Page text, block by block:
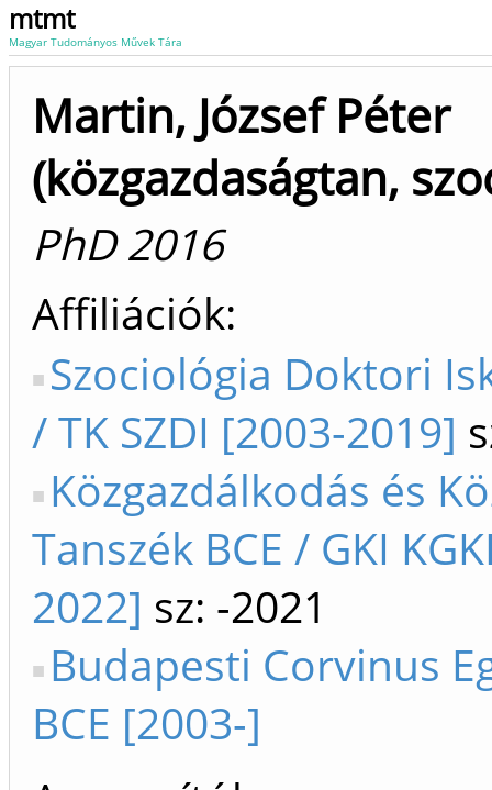
mtmt
Magyar Tudományos Művek Tára
Martin, József Péter
(közgazdaságtan,
PhD 2016
Affiliációk
Szociológia Doktori
/ TK SZDI [2003-2019]
Közgazdálkodás és
Tanszék BCE / GKI
2022] sz: -2021
Budapesti Corvinus
BCE [2003-]